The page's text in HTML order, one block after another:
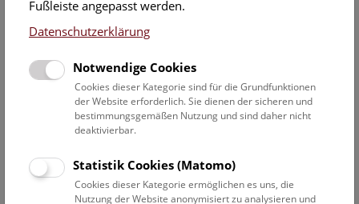
10. September 2020
wir laden Sie ein, mit uns einen „Blick hinter die Kulissen“
des Naturhistorischen Museums Wien zu werfen.
Gemeinsam erkunden wir den Tiefspeicher des Hauses, wo
Millionen von Exponaten unter besonderen klimatischen
und sicherheitstechnischen Bedingungen aufbewahrt
werden. State-of-the-art-Technik von Siemens Österreich
diese Schätze der Natur auch noch für viele Generationen
erhalten.
Fußleiste angepasst werden.
Datenschutzerklärung
Notwendige Cookies
Cookies dieser Kategorie sind für die Grundfunktionen
der Website erforderlich. Sie dienen der sicheren und
bestimmungsgemäßen Nutzung und sind daher nicht
deaktivierbar.
Statistik Cookies (Matomo)
Cookies dieser Kategorie ermöglichen es uns, die
Nutzung der Website anonymisiert zu analysieren und